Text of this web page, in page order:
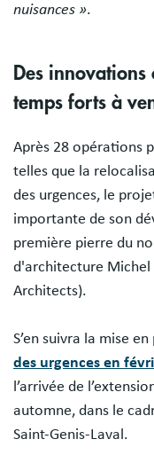
nuisances ».
Des
temps forts à
Après 28 opérations
telles que la
des urgences, le
importante de son
première pierre du
d'architecture Michel
Architects).
S’en suivra la mise
des urgences en
l’arrivée de
automne, dans le
Saint-Genis-Laval.